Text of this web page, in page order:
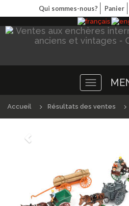
Qui sommes-nous? Panier
Toggle
navigation
Accueil Résultats des ventes
Précédént